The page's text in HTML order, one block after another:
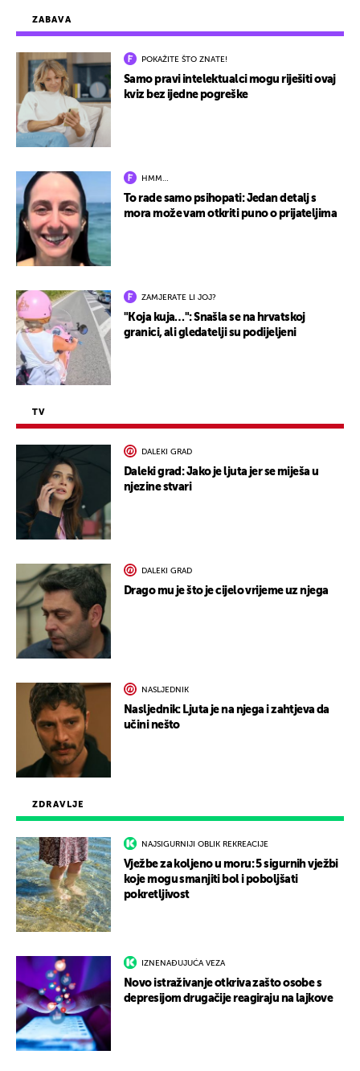
ZDRAVLJE
NAJSIGURNIJI OBLIK REKREACIJE
Vježbe za koljeno u moru: 5 sigurnih vježbi
koje mogu smanjiti bol i poboljšati
pokretljivost
IZNENAĐUJUĆA VEZA
Novo istraživanje otkriva zašto osobe s
depresijom drugačije reagiraju na lajkove
ZABAVA
POKAŽITE ŠTO ZNATE!
Samo pravi intelektualci mogu riješiti ovaj
kviz bez ijedne pogreške
HMM…
To rade samo psihopati: Jedan detalj s
mora može vam otkriti puno o prijateljima
ZAMJERATE LI JOJ?
"Koja kuja…": Snašla se na hrvatskoj
granici, ali gledatelji su podijeljeni
TV
DALEKI GRAD
Daleki grad: Jako je ljuta jer se miješa u
njezine stvari
DALEKI GRAD
Drago mu je što je cijelo vrijeme uz njega
NASLJEDNIK
Nasljednik: Ljuta je na njega i zahtjeva da
učini nešto